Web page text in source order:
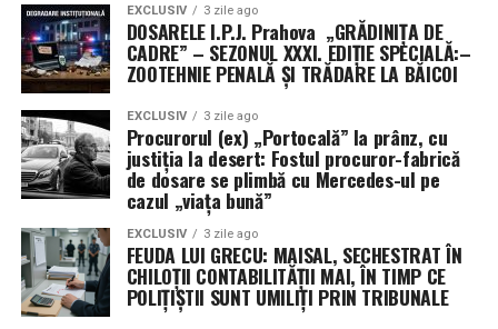
EXCLUSIV 3 zile ago
DOSARELE I.P.J. Prahova „GRĂDINIȚA DE
CADRE” – SEZONUL XXXI. EDIȚIE SPECIALĂ:–
ZOOTEHNIE PENALĂ ȘI TRĂDARE LA BĂICOI
EXCLUSIV 3 zile ago
Procurorul (ex) „Portocală” la prânz, cu
justiția la desert: Fostul procuror-fabrică
de dosare se plimbă cu Mercedes-ul pe
cazul „viața bună”
EXCLUSIV 3 zile ago
FEUDA LUI GRECU: MAISAL, SECHESTRAT ÎN
CHILOȚII CONTABILITĂȚII MAI, ÎN TIMP CE
POLIȚIȘTII SUNT UMILIȚI PRIN TRIBUNALE